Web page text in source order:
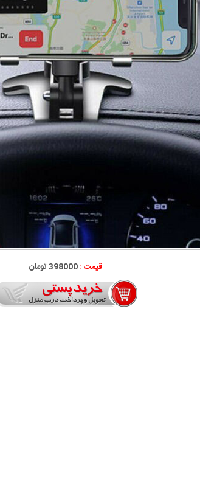
قیمت :398000 تومان